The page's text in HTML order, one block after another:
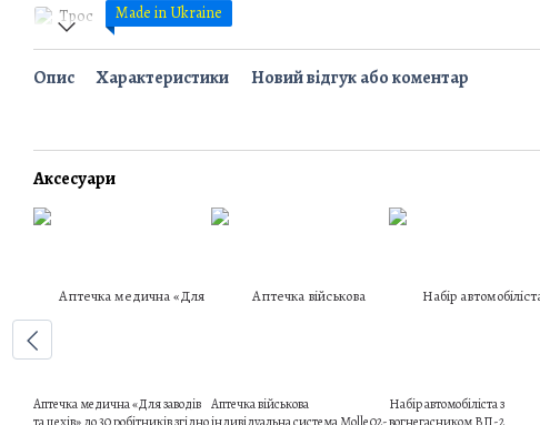
Made in Ukraine
Опис Характеристики Новий відгук або коментар
Аксесуари
Аптечка медична «Для заводів
та цехів» до 30 робітників згідно
Аптечка військова
індивідуальна система Molle 02-
Набір автомобіліста з
вогнегасником ВП-2